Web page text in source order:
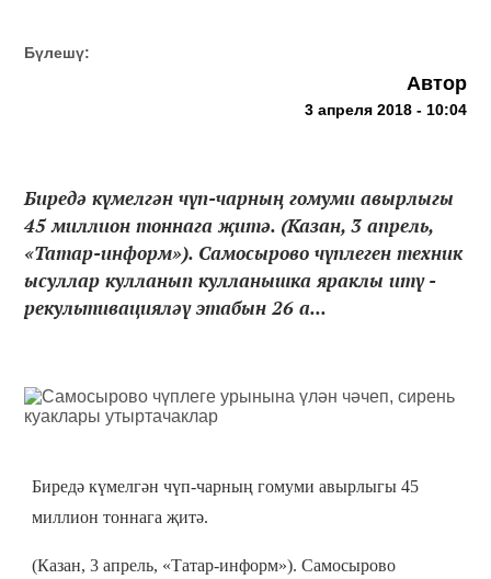
Бүлешү:
Автор
3 апреля 2018 - 10:04
Биредә күмелгән чүп-чарның гомуми авырлыгы
45 миллион тоннага җитә. (Казан, 3 апрель,
«Татар-информ»). Самосырово чүплеген техник
ысуллар кулланып кулланышка яраклы итү -
рекультивацияләү этабын 26 а...
Биредә күмелгән чүп-чарның гомуми авырлыгы 45
миллион тоннага җитә.
(Казан, 3 апрель, «Татар-информ»). Самосырово